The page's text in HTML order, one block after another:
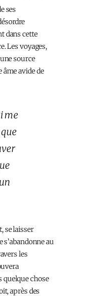
ses
dans cette
Les voyages,
source
avide de
me
se laisser
s’abandonne au
les
chose
après des